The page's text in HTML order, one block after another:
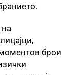
брои